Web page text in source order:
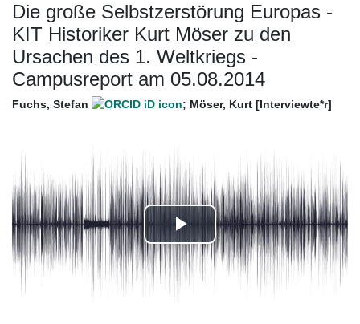
Die große Selbstzerstörung Europas -
KIT Historiker Kurt Möser zu den
Ursachen des 1. Weltkriegs -
Campusreport am 05.08.2014
Fuchs, Stefan ; Möser, Kurt [Interviewte*r]
Play
Video